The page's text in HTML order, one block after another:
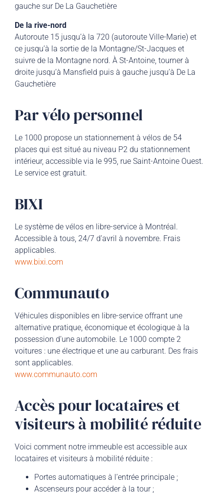
gauche sur De La Gauchetière
De la rive-nord
Autoroute 15 jusqu’à la 720 (autoroute Ville-Marie) et
ce jusqu’à la sortie de la Montagne/St-Jacques et
suivre de la Montagne nord. À St-Antoine, tourner à
droite jusqu’à Mansfield puis à gauche jusqu’à De La
Gauchetière
Par vélo personnel
Le 1000 propose un stationnement à vélos de 54
places qui est situé au niveau P2 du stationnement
intérieur, accessible via le 995, rue Saint-Antoine Ouest.
Le service est gratuit.
BIXI
Le système de vélos en libre-service à Montréal.
Accessible à tous, 24/7 d’avril à novembre. Frais
applicables.
www.bixi.com
Communauto
Véhicules disponibles en libre-service offrant une
alternative pratique, économique et écologique à la
possession d’une automobile. Le 1000 compte 2
voitures : une électrique et une au carburant. Des frais
sont applicables.
www.communauto.com
Accès pour locataires et
visiteurs à mobilité réduite
Voici comment notre immeuble est accessible aux
locataires et visiteurs à mobilité réduite :
Portes automatiques à l’entrée principale ;
Ascenseurs pour accéder à la tour ;